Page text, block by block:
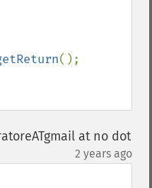
();
at no dot
2 years ago